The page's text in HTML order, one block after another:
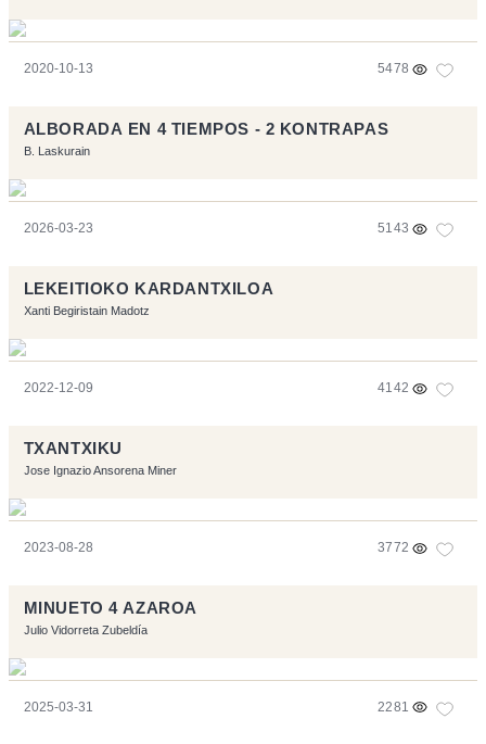
2020-10-13 5478
ALBORADA EN 4 TIEMPOS - 2 KONTRAPAS
B. Laskurain
2026-03-23 5143
LEKEITIOKO KARDANTXILOA
Xanti Begiristain Madotz
2022-12-09 4142
TXANTXIKU
Jose Ignazio Ansorena Miner
2023-08-28 3772
MINUETO 4 AZAROA
Julio Vidorreta Zubeldía
2025-03-31 2281